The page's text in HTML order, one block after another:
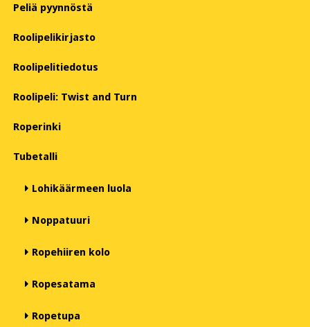
Peliä pyynnöstä
Roolipelikirjasto
Roolipelitiedotus
Roolipeli: Twist and Turn
Roperinki
Tubetalli
Lohikäärmeen luola
Noppatuuri
Ropehiiren kolo
Ropesatama
Ropetupa